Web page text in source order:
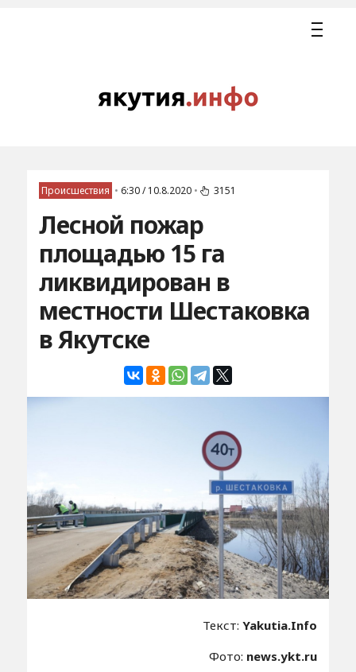
Происшествия • 6:30 / 10.8.2020 • 3151
Лесной пожар
площадью 15 га
ликвидирован в
местности Шестаковка
в Якутске
Текст:Yakutia.Info
Фото: news.ykt.ru